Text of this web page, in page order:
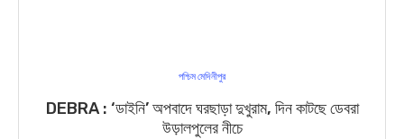
পশ্চিম মেদিনীপুর
DEBRA : ‘ডাইনি’ অপবাদে ঘরছাড়া দুখুরাম, দিন কাটছে ডেবরা
উড়ালপুলের নীচে